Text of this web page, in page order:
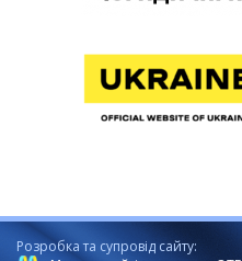
Розробка та супровід сайту: